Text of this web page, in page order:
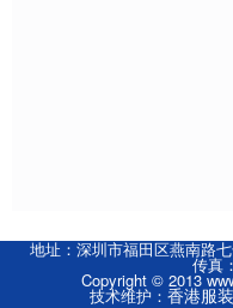
地址：深圳市福田区燕南路
传真
Copyright © 2013
技术维护： 香港服